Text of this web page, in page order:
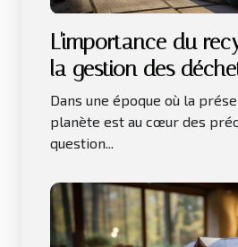
L'importance du
la gestion des
l'environnement
Dans une époque où la
planète est au cœur des
question...